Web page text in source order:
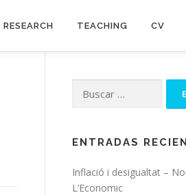
RESEARCH TEACHING CV
ENTRADAS
Inflació i desigualtat –
L’Economic